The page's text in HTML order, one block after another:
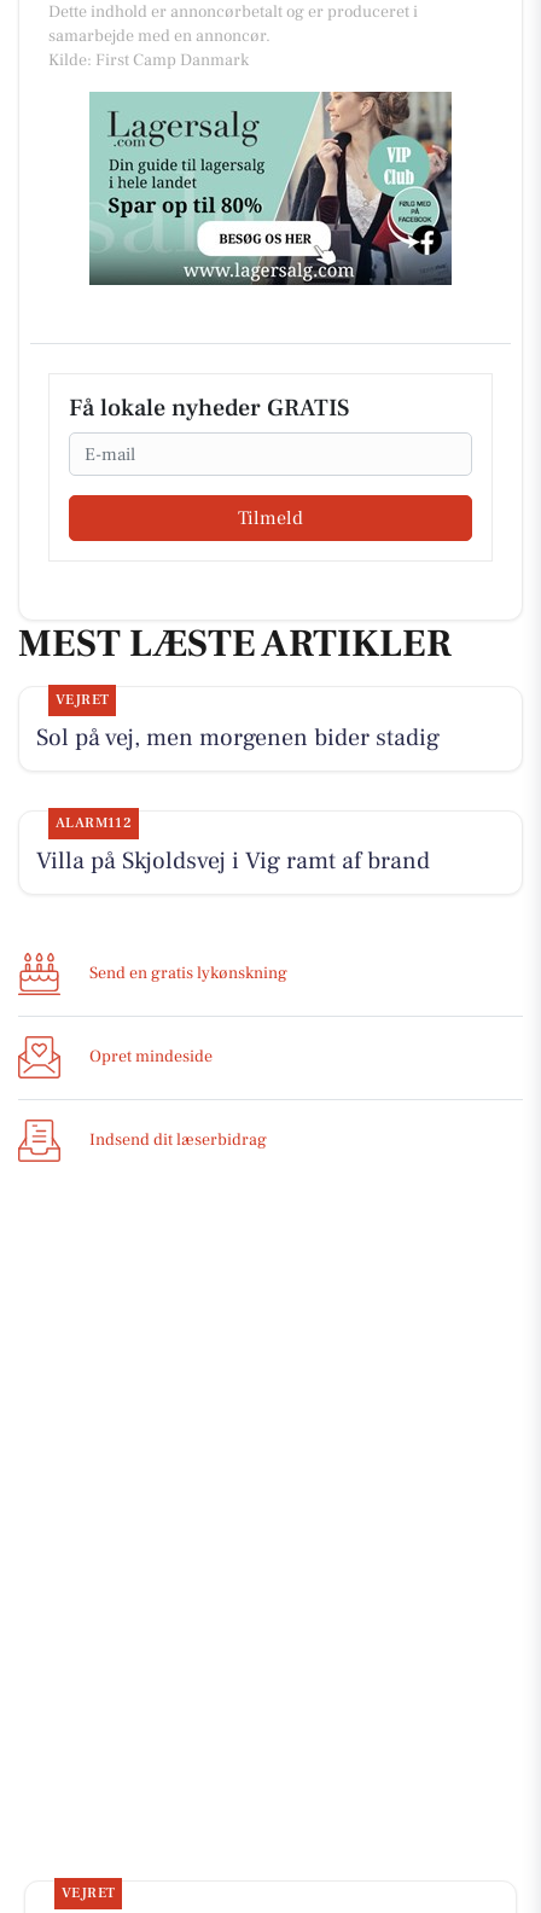
Dette indhold er annoncørbetalt og er produceret i
samarbejde med en annoncør.
Kilde: First Camp Danmark
Få lokale nyheder GRATIS
Email
Tilmeld
MEST LÆSTE ARTIKLER
VEJRET
Sol på vej, men morgenen bider stadig
ALARM112
Villa på Skjoldsvej i Vig ramt af brand
Send en gratis lykønskning
Opret mindeside
Indsend dit læserbidrag
VEJRET